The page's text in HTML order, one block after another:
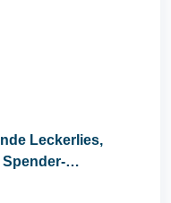
Leckerlies,